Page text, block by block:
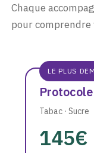
Chaque
pour
LE PLUS
Tabac · Sucre
145€